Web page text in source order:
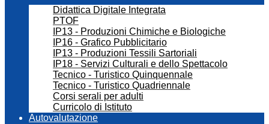
Didattica Digitale Integrata
PTOF
IP13 - Produzioni Chimiche e Biologiche
IP16 - Grafico Pubblicitario
IP13 - Produzioni Tessili Sartoriali
IP18 - Servizi Culturali e dello Spettacolo
Tecnico - Turistico Quinquennale
Tecnico - Turistico Quadriennale
Corsi serali per adulti
Curricolo di Istituto
Autovalutazione